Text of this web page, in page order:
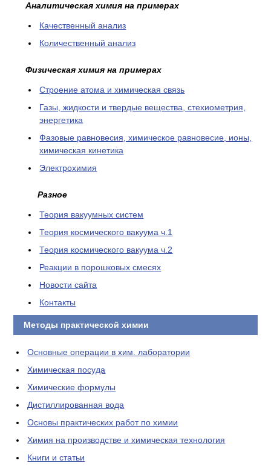
Аналитическая химия на примерах
Качественный анализ
Количественный анализ
Физическая химия на примерах
Cтроение атома и химическая связь
Газы, жидкости и твердые вещества, стехиометрия,
энергетика
Фазовые равновесия, химическое равновесие, ионы,
химическая кинетика
Электрохимия
Разное
Теория вакуумных систем
Теория космического вакуума ч.1
Теория космического вакуума ч.2
Реакции в порошковых смесях
Новости сайта
Контакты
Методы практической химии
Основные операции в хим. лаборатории
Химическая посуда
Химические формулы
Дистиллированная вода
Основы практических работ по химии
Химия на производстве и химическая технология
Книги и статьи